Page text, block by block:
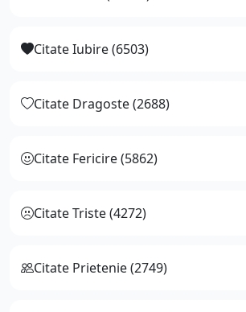
Citate Iubire (6503)
Citate Dragoste (2688)
Citate Fericire (5862)
Citate Triste (4272)
Citate Prietenie (2749)